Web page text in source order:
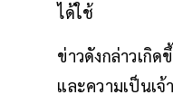
ได้ใช้
ข่าวดังกล่าวเกิ
และความเป็นเ